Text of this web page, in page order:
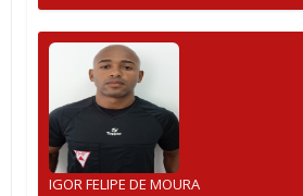
IGOR FELIPE DE MOURA